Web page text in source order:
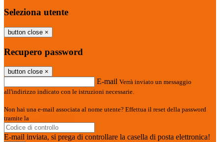
Seleziona utente
button close ×
Recupero password
button close ×
E-mail Verrà inviato un messaggio
all'indirizzo indicato con le istruzioni necessarie.
Non hai una e-mail associata al nome utente? Effettua il reset della password
tramite la
E-mail inviata, si prega di controllare la casella di posta elettronica!